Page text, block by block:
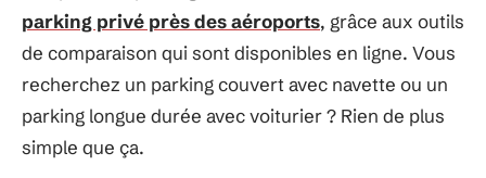
parking privé près des aéroports, grâce aux outils
de comparaison qui sont disponibles en ligne. Vous
recherchez un parking couvert avec navette ou un
parking longue durée avec voiturier ? Rien de plus
simple que ça.